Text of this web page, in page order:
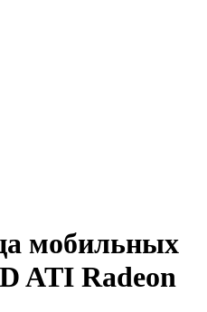
мобильных
ATI Radeon